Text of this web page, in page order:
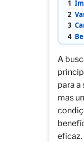
1
2
3
4
A
para a
mas
eficaz.